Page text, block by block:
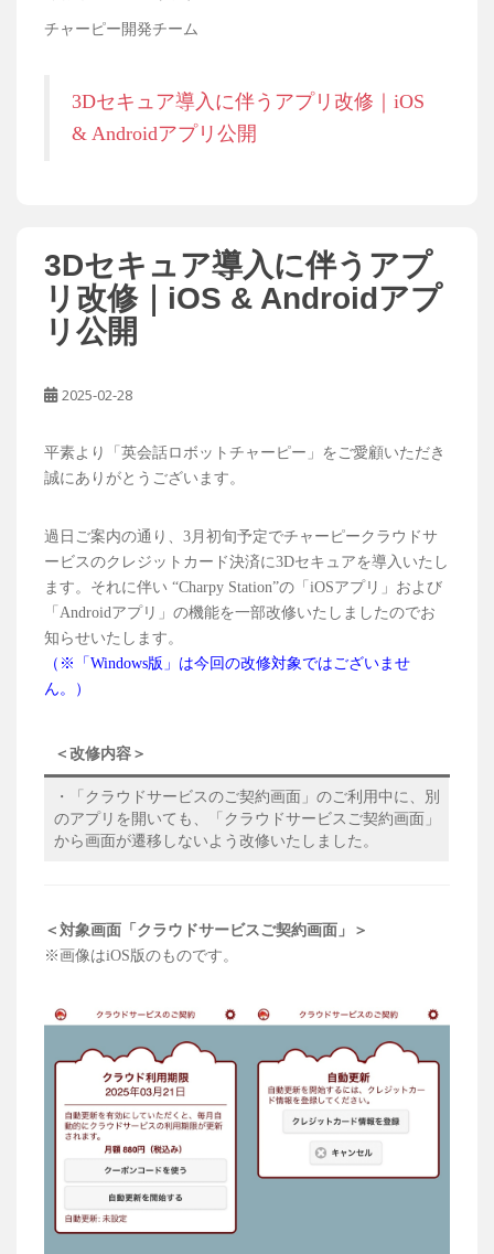
チャーピー開発チーム
3Dセキュア導入に伴うアプリ改修｜iOS
& Androidアプリ公開
3Dセキュア導入に伴うアプ
リ改修｜iOS & Androidアプ
リ公開
2025-02-28
平素より「英会話ロボットチャーピー」をご愛顧いただき
誠にありがとうございます。
過日ご案内の通り、3月初旬予定でチャーピークラウドサ
ービスのクレジットカード決済に3Dセキュアを導入いたし
ます。それに伴い “Charpy Station”の「iOSアプリ」および
「Androidアプリ」の機能を一部改修いたしましたのでお
知らせいたします。
（※「Windows版」は今回の改修対象ではございませ
ん。）
＜改修内容＞
・「クラウドサービスのご契約画面」のご利用中に、別
のアプリを開いても、「クラウドサービスご契約画面」
から画面が遷移しないよう改修いたしました。
＜対象画面「クラウドサービスご契約画面」＞
※画像はiOS版のものです。